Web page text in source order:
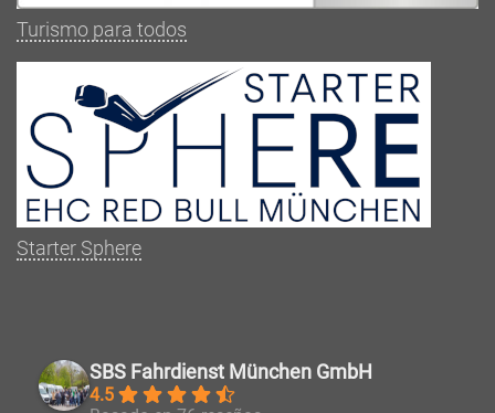
Turismo para todos
Starter Sphere
SBS Fahrdienst München GmbH
4.5